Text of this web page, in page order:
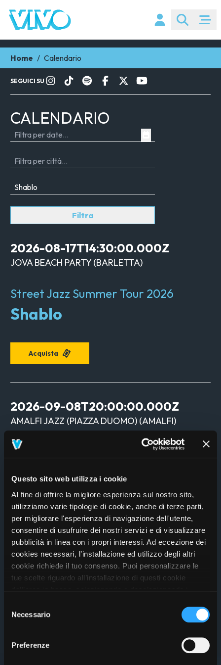
Questo sito web utilizza i cookie
Al fine di offrire la migliore esperienza sul nostro sito,
utilizziamo varie tipologie di cookie, anche di terze parti,
per migliorare l'esperienza di navigazione dell'utente,
consentire di usufruire dei nostri servizi e di visualizzare
pubblicità in linea con i propri interessi. Ad eccezione dei
cookies necessari, l’installazione ed utilizzo degli altri
cookie richiede il tuo consenso. Puoi personalizzare le
tue scelte riguardo all’installazione di questi cookie
prosegui” o decidere di accettare tutti i cookie, cliccando
sul pulsante “Accetta tutti i cookie”. Cliccando sul tasto
unicamente i cookie necessari alla navigazione. Per
delNecessario
Preferenze
Home / Calendario
SEGUICI SU
CALENDARIO
Filtra
2026-08-17T14:30:00.000Z
JOVA BEACH PARTY (BARLETTA)
Street Jazz Summer Tour 2026
Shablo
Acquista
2026-09-08T20:00:00.000Z
AMALFI JAZZ (PIAZZA DUOMO) (AMALFI)
INGRESSO LIBERO
Shablo
Non acquistabile